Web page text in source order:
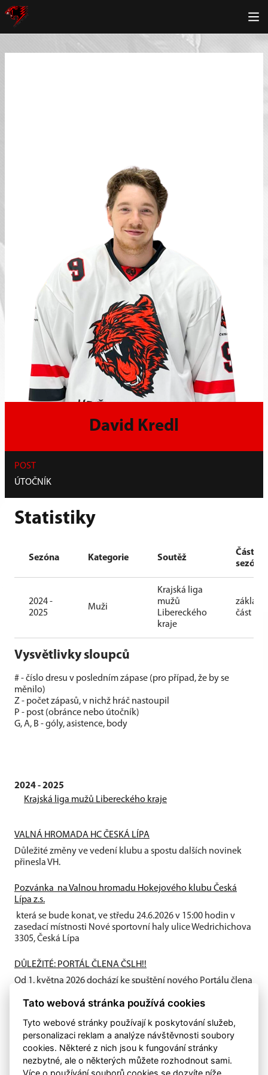
David Kredl
POST
ÚTOČNÍK
Statistiky
Sezóna Kategorie Soutěž
Část
sezóny
2024 -
2025
Muži
Krajská liga
mužů
Libereckého
kraje
část
Vysvětlivky sloupců
# - číslo dresu v posledním zápase (pro případ, že by se
měnilo)
Z - počet zápasů, v nichž hráč nastoupil
P - post (obránce nebo útočník)
G, A, B - góly, asistence, body
2024 - 2025
Krajská liga mužů Libereckého kraje
VALNÁ HROMADA HC ČESKÁ LÍPA
Důležité změny ve vedení klubu a spostu dalších novinek
přinesla VH.
Pozvánka na Valnou hromadu Hokejového klubu Česká
Lípa z.s.
která se bude konat, ve středu 24.6.2026 v 15:00 hodin v
zasedací místnosti Nové sportovní haly ulice Wedrichichova
3305, Česká Lípa
DŮLEŽITÉ: PORTÁL ČLENA ČSLH!!
Od 1. května 2026 dochází ke spuštění nového Portálu člena
osob...
Tato webová stránka používá cookies
Tyto webové stránky používají k poskytování služeb,
personalizaci reklam a analýze návštěvnosti soubory
cookies. Některé z nich jsou k fungování stránky
nezbytné, ale o některých můžete rozhodnout sami.
Více o používání souborů cookies se dozvíte níže.